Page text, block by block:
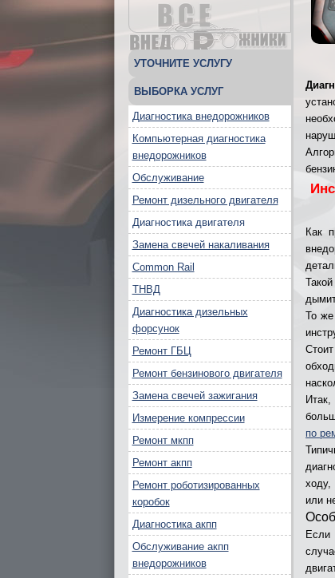
Как
То же
по
ходу,
или
Если
УТОЧНИТЕ УСЛУГУ
ВЫБОРКА УСЛУГ
Диагностика внедорожников
Компьютерная диагностика
внедорожников
Обслуживание
Ремонт дизельного двигателя
Диагностика двигателя
Замена свечей накаливания
Common Rail
ТНВД
Диагностика дизельных
форсунок
Ремонт ГБЦ
Ремонт бензинового двигателя
Замена свечей зажигания
Измерение компрессии
Ремонт мкпп
Ремонт акпп
Ремонт роботизированных
коробок
Диагностика акпп
Обслуживание акпп
внедорожников